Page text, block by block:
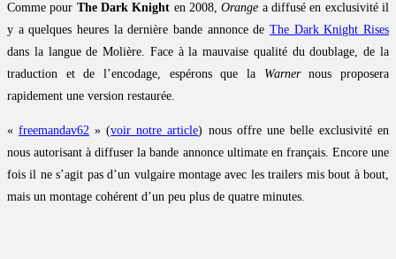
Comme pour The Dark Knight en 2008,Orange a diffusé en exclusivité il
y a quelques heures la dernière bande annonce de The Dark Knight Rises
dans la langue de Molière. Face à la mauvaise qualité du doublage, de la
traduction et de l’encodage, espérons que la Warnernous proposera
rapidement une version restaurée.
«freemandav62 » (voir notre article) nous offre une belle exclusivité en
nous autorisant à diffuser la bande annonce ultimate en français. Encore une
fois il ne s’agit pas d’un vulgaire montage avec les trailers mis bout à bout,
mais un montage cohérent d’un peu plus de quatre minutes.